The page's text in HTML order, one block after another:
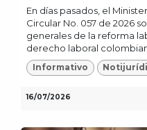
En días pasados, el
Circular No. 057 de 2026
generales de la reforma
derecho laboral
Informativo
16/07/2026